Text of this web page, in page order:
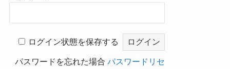
ログイン状態を保存する
パスワードを忘れた場合 パスワードリセ